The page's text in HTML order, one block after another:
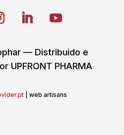
— Distribuido e
UPFRONT PHARMA
| web artisans